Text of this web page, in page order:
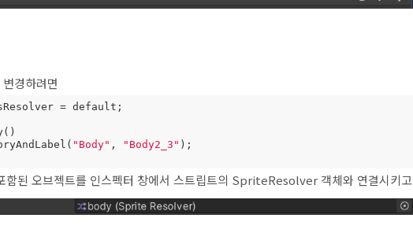
경하려면
= default;
"Body" , "Body2_3" );
된 오브젝트를 인스펙터 창에서 스트립트의 SpriteResolver 객체와 연결시키고